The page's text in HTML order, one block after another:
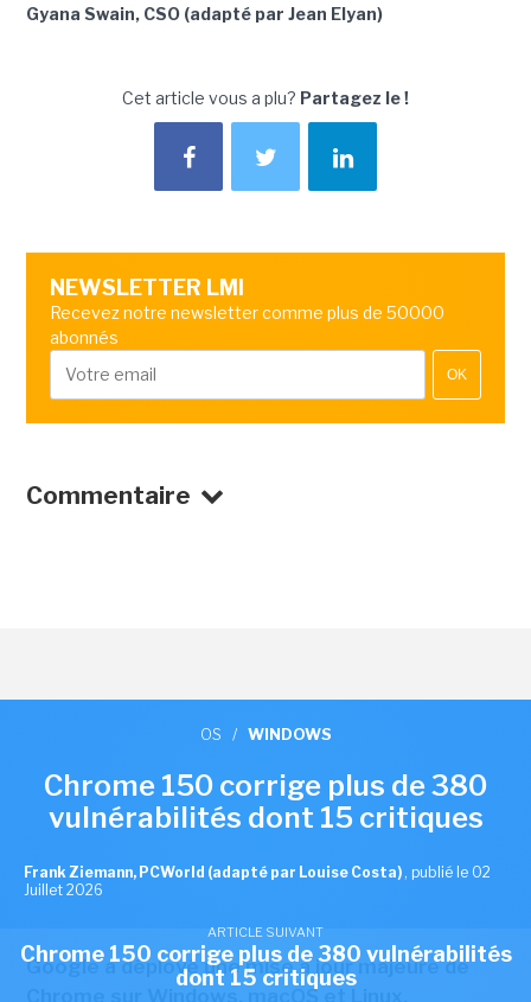
Gyana Swain, CSO (adapté par Jean Elyan)
Cet article vous a plu? Partagez le !
NEWSLETTER LMI
Recevez notre newsletter comme plus de 50000
abonnés
OK
Commentaire
ARTICLE SUIVANT
Chrome 150 corrige plus de 380 vulnérabilités
dont 15 critiques
OS / WINDOWS
Chrome 150 corrige plus de 380
vulnérabilités dont 15 critiques
Frank Ziemann, PCWorld (adapté par Louise Costa) , publié le 02
Juillet 2026
Google a déployé une mise à jour majeure de
Chrome sur Windows, macOS et Linux,